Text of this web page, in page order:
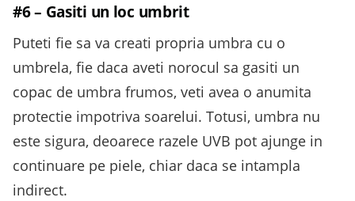
#6 – Gasiti un loc umbrit
Puteti fie sa va creati propria umbra cu o
umbrela, fie daca aveti norocul sa gasiti un
copac de umbra frumos, veti avea o anumita
protectie impotriva soarelui. Totusi, umbra nu
este sigura, deoarece razele UVB pot ajunge in
continuare pe piele, chiar daca se intampla
indirect.